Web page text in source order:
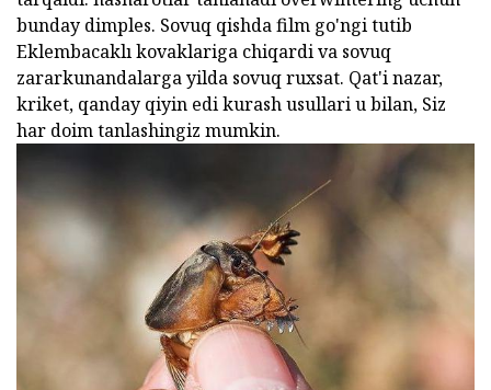
bunday dimples. Sovuq qishda film go'ngi tutib
Eklembacaklı kovaklariga chiqardi va sovuq
zararkunandalarga yilda sovuq ruxsat. Qat'i nazar,
kriket, qanday qiyin edi kurash usullariu bilan, Siz
har doim tanlashingiz mumkin.